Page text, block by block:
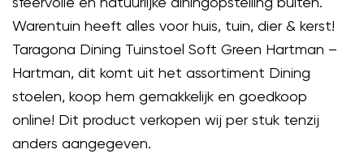
Warentuin heeft alles voor huis, tuin, dier & kerst!
Taragona Dining Tuinstoel Soft Green Hartman –
Hartman, dit komt uit het assortiment Dining
stoelen, koop hem gemakkelijk en goedkoop
online! Dit product verkopen wij per stuk tenzij
anders aangegeven.